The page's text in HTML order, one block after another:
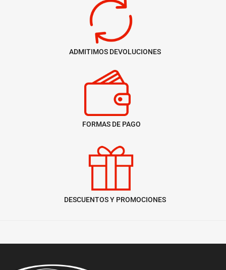
ADMITIMOS DEVOLUCIONES
FORMAS DE PAGO
DESCUENTOS Y PROMOCIONES